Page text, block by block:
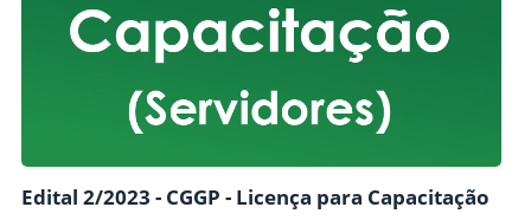
Edital 2/2023 - CGGP - Licença para Capacitação